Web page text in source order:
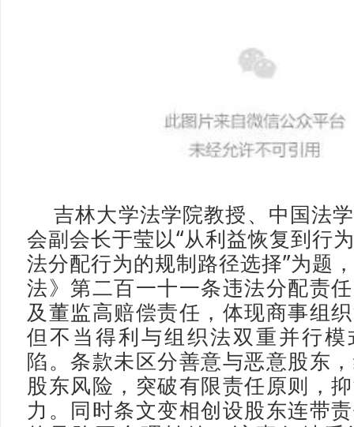
吉林大学法学院教授、中国法
会副会长于莹以“从利益恢复到行
法分配行为的规制路径选择”为题
法》第二百一十一条违法分配责
及董监高赔偿责任，体现商事组
但不当得利与组织法双重并行
陷。条款未区分善意与恶意股东
股东风险，突破有限责任原则，
力。同时条文变相创设股东连带